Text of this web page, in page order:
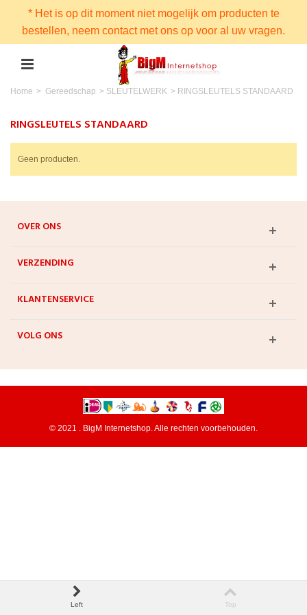
* Het is op dit moment niet mogelijk om producten te
bestellen, neem contact met ons op voor al uw vragen.
Home > Gereedschap > SLEUTELWERK > RINGSLEUTELS STANDAARD
RINGSLEUTELS STANDAARD
Geen producten.
OVER ONS
VERZENDING
KLANTENSERVICE
VOLG ONS
© 2021 . BigM Internetshop. Alle rechten voorbehouden.
Left Top